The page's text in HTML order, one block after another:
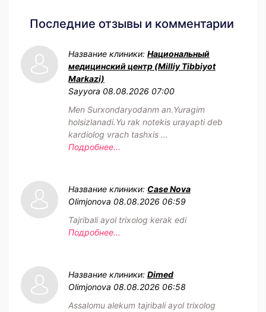
Последние отзывы и комментарии
Название клиники: Национальный
медицинский центр (Milliy Tibbiyot
Markazi)
Sayyora 08.08.2026 07:00
Men Surxondaryodanm an.Yuragim
holsizlanadi.Yu rak notekis urayapti deb
kardiolog vrach tashxis ...
Подробнее...
Название клиники: Case Nova
Olimjonova 08.08.2026 06:59
Tajribali ayol trixolog kerak edi
Подробнее...
Название клиники: Dimed
Olimjonova 08.08.2026 06:58
Assalomu alekum tajribali ayol trixolog